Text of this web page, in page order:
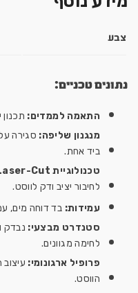
צבע
נתונים טכניים:
התאמה לממדים:
מנגנון שליפה: סגירה
ביד אחת.
טכנולוגיית Laser-Cut:
לחיבור יציב ודק לווסט.
עמידות: בד דוחה מים,
סטנדרט מבצעי: נבדק
לחימה מגוונים.
פרופיל ארגונומי:
הווסט.